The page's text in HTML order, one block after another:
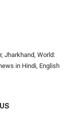
Jharkhand, World:
in Hindi, English